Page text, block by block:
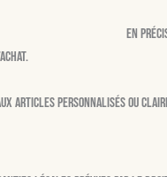
en
articles personnalisés ou